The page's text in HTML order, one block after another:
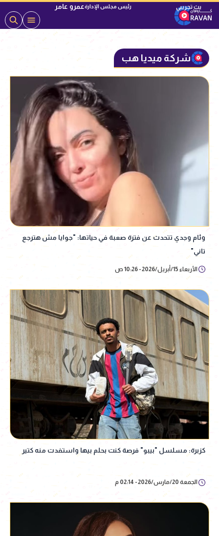
رئيس مجلس الإدارةعمرو عامر
شركة ميديا هب
وئام وجدي تتحدث عن فترة صعبة في حياتها: "جوايا مش هترجع
تاني"
الأربعاء 15/أبريل/2026 - 10:26 ص
كزبرة: مسلسل "بيبو" فرصة كنت بحلم بيها واستفدت منه كتير
الجمعة 20/مارس/2026 - 02:14 م